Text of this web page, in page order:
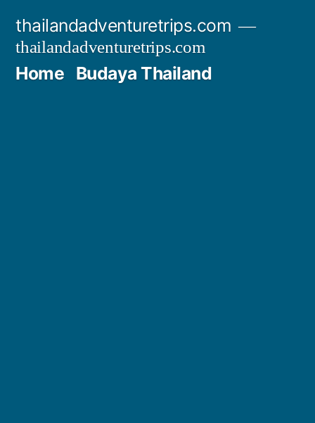
content
thailandadventuretrips.com
thailandadventuretrips.com
Home Budaya Thailand